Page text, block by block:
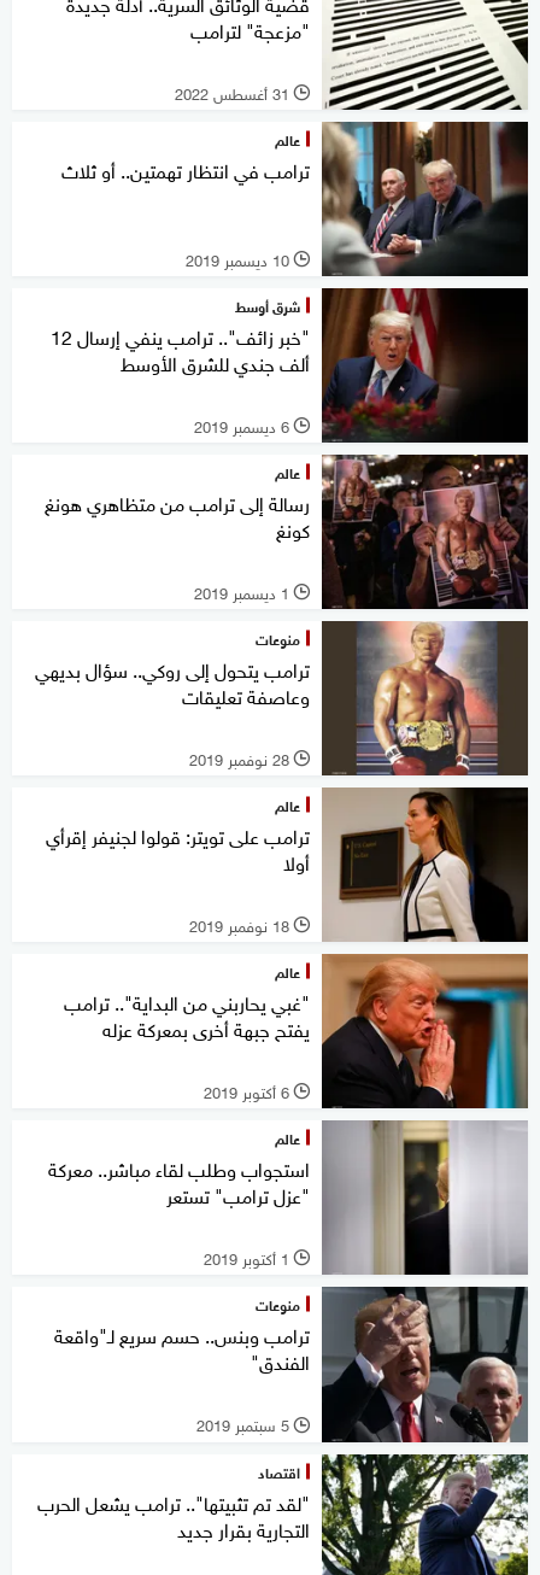
"مزعجة" لترامب
l 31 أغسطس 2022
عالم
ترامب في انتظار تهمتين.. أو ثلاث
l 10 ديسمبر 2019
شرق أوسط
"خبر زائف".. ترامب ينفي إرسال 12
ألف جندي للشرق الأوسط
l 6 ديسمبر 2019
عالم
رسالة إلى ترامب من متظاهري هونغ
كونغ
l 1 ديسمبر 2019
منوعات
ترامب يتحول إلى روكي.. سؤال بديهي
وعاصفة تعليقات
l 28 نوفمبر 2019
عالم
ترامب على تويتر: قولوا لجنيفر إقرأي
أولا
l 18 نوفمبر 2019
عالم
"غبي يحاربني من البداية".. ترامب
يفتح جبهة أخرى بمعركة عزله
l 6 أكتوبر 2019
عالم
استجواب وطلب لقاء مباشر.. معركة
"عزل ترامب" تستعر
l 1 أكتوبر 2019
منوعات
ترامب وبنس.. حسم سريع لـ"واقعة
الفندق"
l 5 سبتمبر 2019
اقتصاد
"لقد تم تثبيتها".. ترامب يشعل الحرب
التجارية بقرار جديد